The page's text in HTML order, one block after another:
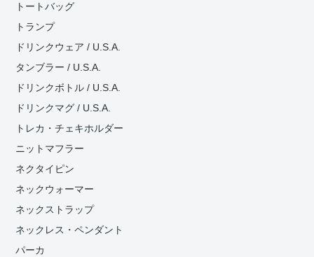
トートバッグ
トランプ
ドリンクウェア / U.S.A.
タンブラー / U.S.A.
ドリンクボトル / U.S.A.
ドリンクマグ / U.S.A.
トレカ・チェキホルダー
ニットマフラー
ネクタイピン
ネックウォーマー
ネックストラップ
ネックレス・ペンダント
パーカ